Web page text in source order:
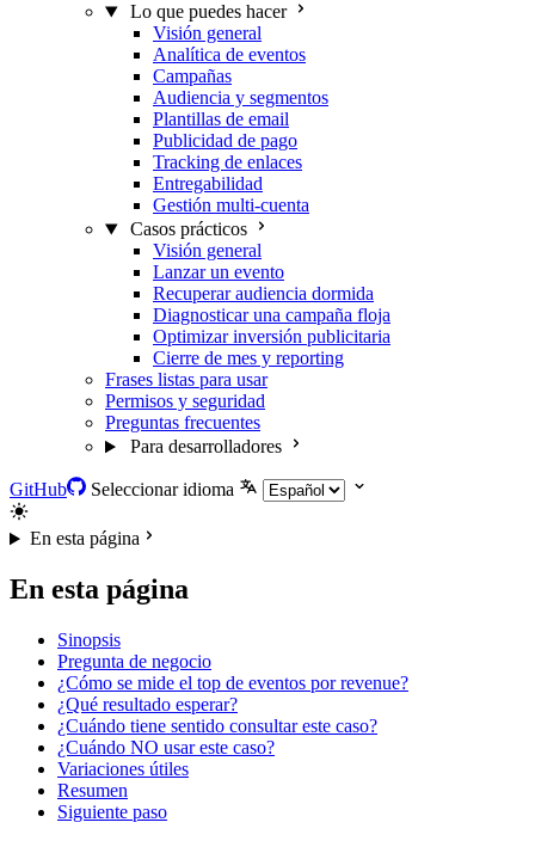
Lo que puedes hacer
Visión general
Analítica de eventos
Campañas
Audiencia y segmentos
Plantillas de email
Publicidad de pago
Tracking de enlaces
Entregabilidad
Gestión multi-cuenta
Casos prácticos
Visión general
Lanzar un evento
Recuperar audiencia dormida
Diagnosticar una campaña floja
Optimizar inversión publicitaria
Cierre de mes y reporting
Frases listas para usar
Permisos y seguridad
Preguntas frecuentes
Para desarrolladores
GitHub Seleccionar idioma
En esta página
En esta página
Sinopsis
Pregunta de negocio
¿Cómo se mide el top de eventos por revenue?
¿Qué resultado esperar?
¿Cuándo tiene sentido consultar este caso?
¿Cuándo NO usar este caso?
Variaciones útiles
Resumen
Siguiente paso